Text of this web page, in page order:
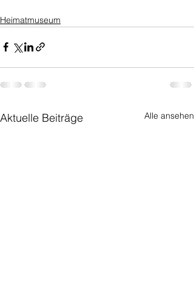
Heimatmuseum
Aktuelle Beiträge Alle ansehen